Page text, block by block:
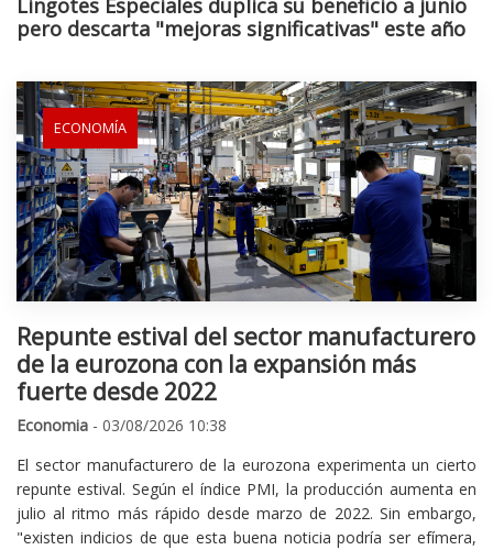
Lingotes Especiales duplica su beneficio a junio
pero descarta "mejoras significativas" este año
ECONOMÍA
Repunte estival del sector manufacturero
de la eurozona con la expansión más
fuerte desde 2022
Economia - 03/08/2026 10:38
El sector manufacturero de la eurozona experimenta un cierto
repunte estival. Según el índice PMI, la producción aumenta en
julio al ritmo más rápido desde marzo de 2022. Sin embargo,
"existen indicios de que esta buena noticia podría ser efímera,